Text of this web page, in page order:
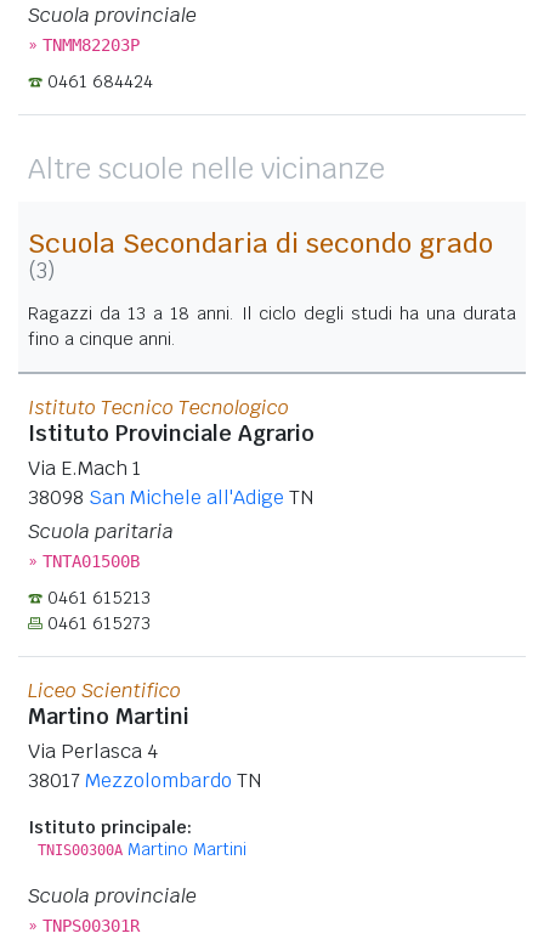
Scuola provinciale
» TNMM82203P
0461 684424
Altre scuole nelle vicinanze
Scuola Secondaria di secondo grado
(3)
Ragazzi da 13 a 18 anni. Il ciclo degli studi ha una durata
fino a cinque anni.
Istituto Tecnico Tecnologico
Istituto Provinciale Agrario
Via E.Mach 1
38098 San Michele all'Adige TN
Scuola paritaria
» TNTA01500B
0461 615213
0461 615273
Liceo Scientifico
Martino Martini
Via Perlasca 4
38017Mezzolombardo TN
Istituto principale:
TNIS00300A Martino Martini
Scuola provinciale
» TNPS00301R